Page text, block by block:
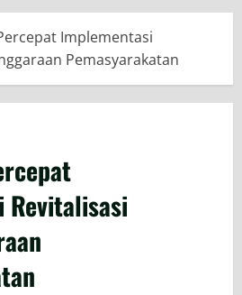
Implementasi
Pemasyarakatan
Revitalisasi